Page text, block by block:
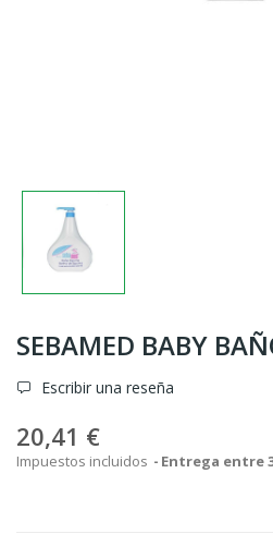
SEBAMED BABY
Escribir una reseña
20,41 €
Impuestos incluidos Entrega entre